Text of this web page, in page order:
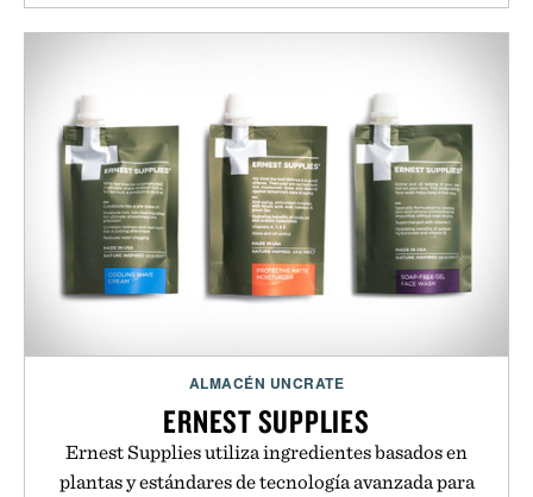
ALMACÉN UNCRATE
ERNEST SUPPLIES
Ernest Supplies utiliza ingredientes basados en
plantas y estándares de tecnología avanzada para